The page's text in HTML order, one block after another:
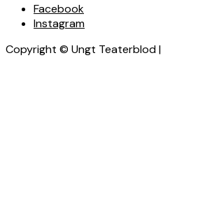
Facebook
Instagram
Copyright © Ungt Teaterblod |